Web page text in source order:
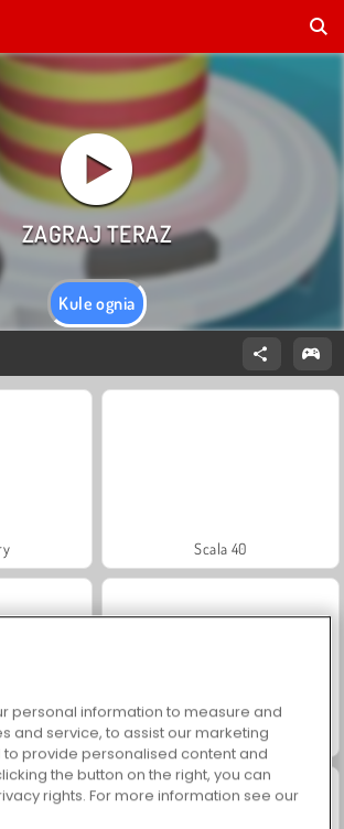
Kule ognia
Scala 40
Juice Merge
personal information to measure and
and service, to assist our marketing
provide personalised content and
the button on the right, you can
rights. For more information see our